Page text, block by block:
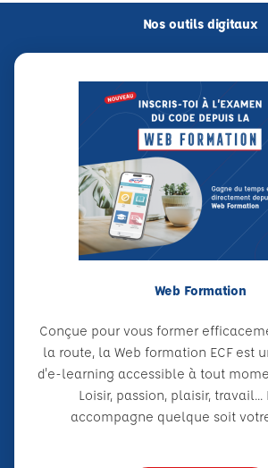
Nos outils digitaux
Web Formation
Conçue pour vous former
la route, la Web formation ECF est
d'e-learning accessible à tout
Loisir, passion, plaisir, travail...
accompagne quelque soit